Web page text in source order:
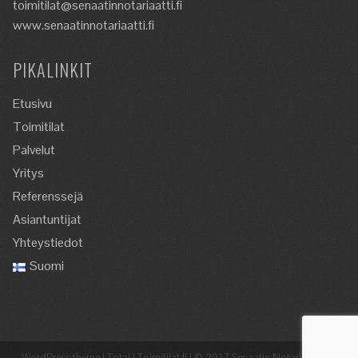
toimitilat@senaatinnotariaatti.fi
www.senaatinnotariaatti.fi
PIKALINKIT
Etusivu
Toimitilat
Palvelut
Yritys
Referenssejä
Asiantuntijat
Yhteystiedot
Suomi